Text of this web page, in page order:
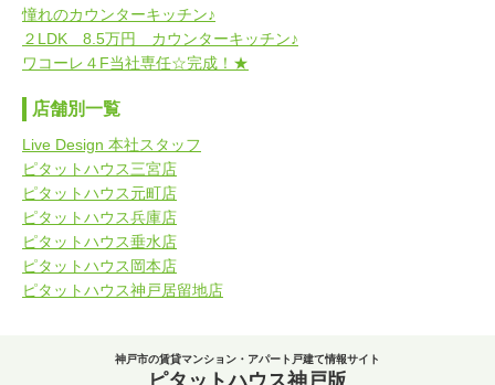
憧れのカウンターキッチン♪
２LDK 8.5万円 カウンターキッチン♪
ワコーレ４F当社専任☆完成！★
店舗別一覧
Live Design 本社スタッフ
ピタットハウス三宮店
ピタットハウス元町店
ピタットハウス兵庫店
ピタットハウス垂水店
ピタットハウス岡本店
ピタットハウス神戸居留地店
神戸市の賃貸マンション・アパート戸建て情報サイト
ピタットハウス神戸版